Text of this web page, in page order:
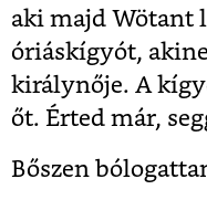
aki majd Wötant
óriáskígyót,
királynője. A
őt. Érted már,
Bőszen